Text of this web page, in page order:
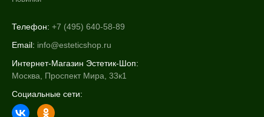
Телефон: +7 (495) 640-58-89
Email: info@esteticshop.ru
Интернет-Магазин Эстетик-Шоп:
Москва, Проспект Мира, 33к1
Социальные сети: